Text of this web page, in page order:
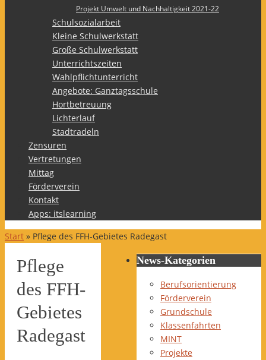
Projekt Umwelt und Nachhaltigkeit 2021-22
Schulsozialarbeit
Kleine Schulwerkstatt
Große Schulwerkstatt
Unterrichtszeiten
Wahlpflichtunterricht
Angebote: Ganztagsschule
Hortbetreuung
Lichterlauf
Stadtradeln
Zensuren
Vertretungen
Mittag
Förderverein
Kontakt
Apps: itslearning
Start » Pflege des FFH-Gebietes Radegast
Pflege
des FFH-
Gebietes
Radegast
News-Kategorien
Berufsorientierung
Förderverein
Grundschule
Klassenfahrten
MINT
Projekte